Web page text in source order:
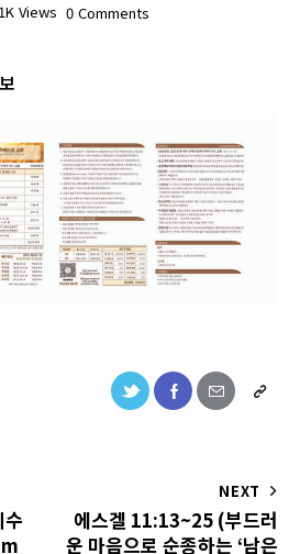
1K Views 0 Comments
NEXT
에스겔 11:13~25 (부드러
운 마음으로 순종하는 ‘남은